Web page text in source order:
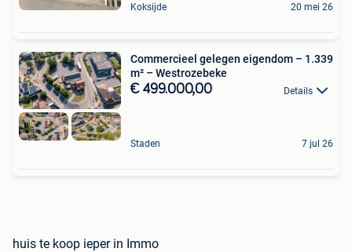
Koksijde 20 mei 26
Commercieel gelegen eigendom – 1.339
m² – Westrozebeke
€ 499.000,00 Details
Staden 7 jul 26
huis te koop ieper in Immo